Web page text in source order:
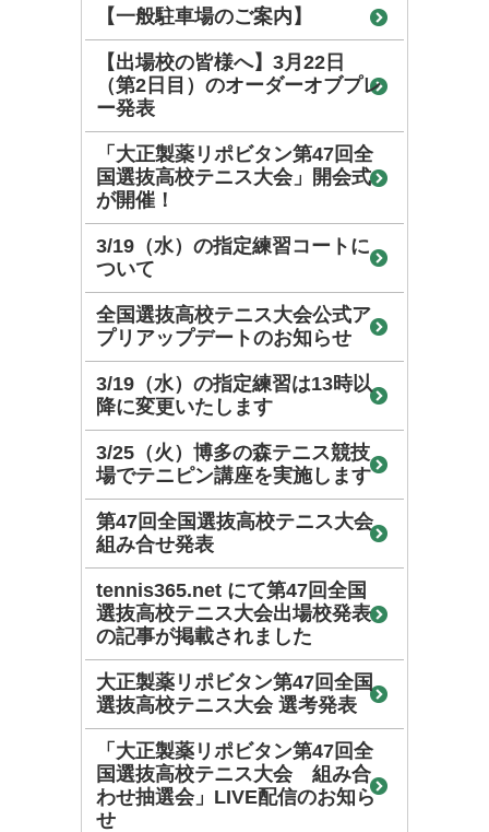
【一般駐車場のご案内】
【出場校の皆様へ】3月22日
（第2日目）のオーダーオブプレ
ー発表
「大正製薬リポビタン第47回全
国選抜高校テニス大会」開会式
が開催！
3/19（水）の指定練習コートに
ついて
全国選抜高校テニス大会公式ア
プリアップデートのお知らせ
3/19（水）の指定練習は13時以
降に変更いたします
3/25（火）博多の森テニス競技
場でテニピン講座を実施します
第47回全国選抜高校テニス大会
組み合せ発表
tennis365.net にて第47回全国
選抜高校テニス大会出場校発表
の記事が掲載されました
大正製薬リポビタン第47回全国
選抜高校テニス大会 選考発表
「大正製薬リポビタン第47回全
国選抜高校テニス大会 組み合
わせ抽選会」LIVE配信のお知ら
せ